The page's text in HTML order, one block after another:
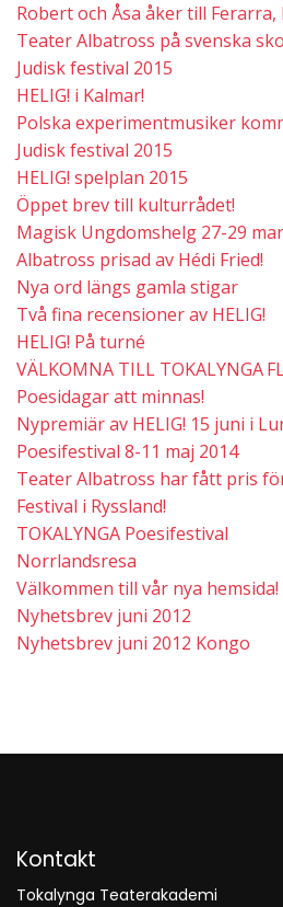
Robert och Åsa åker till Ferarra,
Teater Albatross på svenska
Judisk festival 2015
HELIG! i Kalmar!
Polska experimentmusiker
Judisk festival 2015
HELIG! spelplan 2015
Öppet brev till kulturrådet!
Magisk Ungdomshelg 27-29
Albatross prisad av Hédi Fried!
Nya ord längs gamla stigar
Två fina recensioner av HELIG!
HELIG! På turné
VÄLKOMNA TILL TOKALYNGA
Poesidagar att minnas!
Nypremiär av HELIG! 15 juni i
Poesifestival 8-11 maj 2014
Teater Albatross har fått pris
Festival i Ryssland!
TOKALYNGA Poesifestival
Norrlandsresa
Välkommen till vår nya hemsida!
Nyhetsbrev juni 2012
Nyhetsbrev juni 2012 Kongo
Kontakt
Tokalynga Teaterakademi